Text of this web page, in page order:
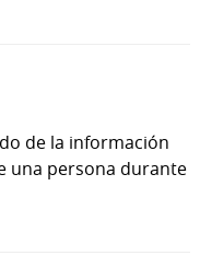
de la información
una persona durante